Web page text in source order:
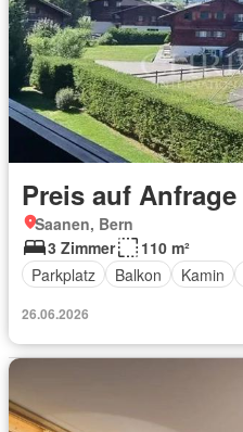
Preis auf Anfrage
Saanen, Bern
3 Zimmer
110 m²
Parkplatz
Balkon Kamin
26.06.2026